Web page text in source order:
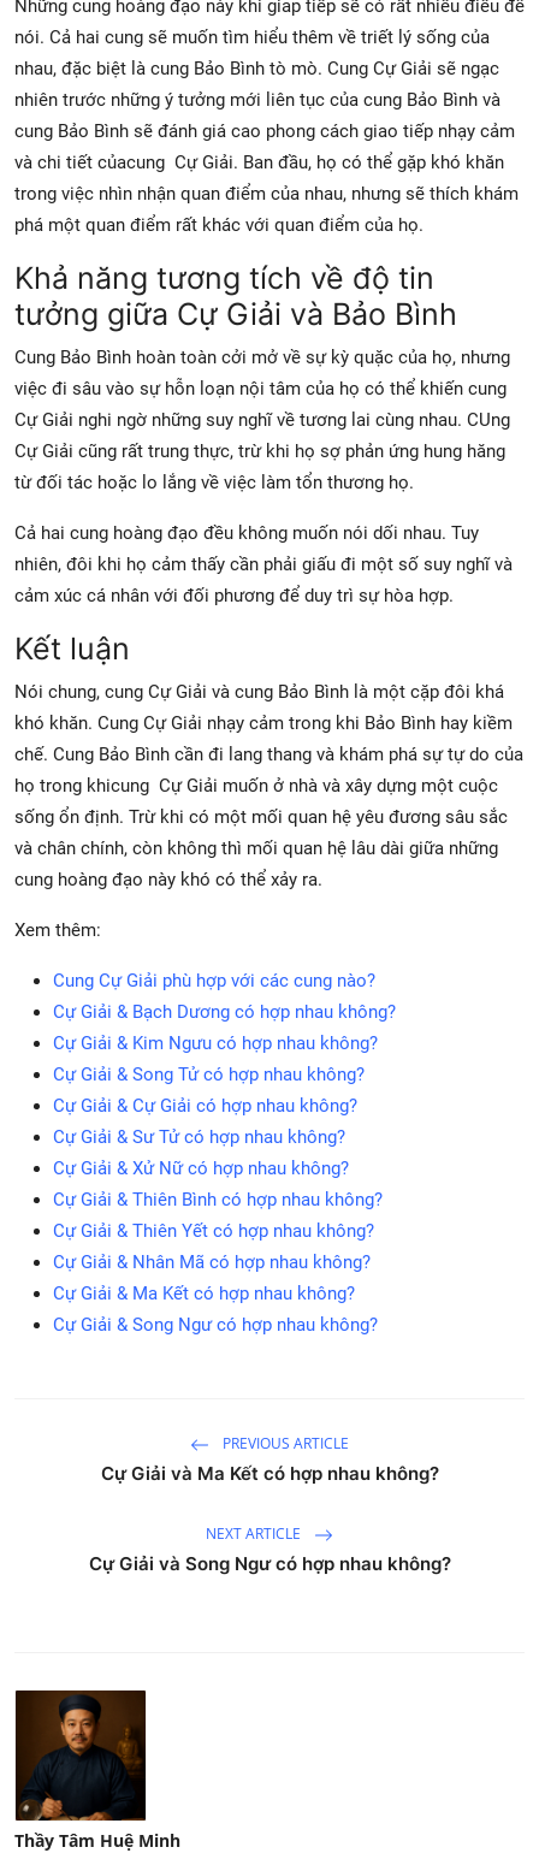
Những cung hoàng đạo này khi giap tiếp sẽ có rất nhiều điều để
nói. Cả hai cung sẽ muốn tìm hiểu thêm về triết lý sống của
nhau, đặc biệt là cung Bảo Bình tò mò. Cung Cự Giải sẽ ngạc
nhiên trước những ý tưởng mới liên tục của cung Bảo Bình và
cung Bảo Bình sẽ đánh giá cao phong cách giao tiếp nhạy cảm
và chi tiết củacung Cự Giải. Ban đầu, họ có thể gặp khó khăn
trong việc nhìn nhận quan điểm của nhau, nhưng sẽ thích khám
phá một quan điểm rất khác với quan điểm của họ.
Khả năng tương tích về độ tin
tưởng giữa Cự Giải và Bảo Bình
Cung Bảo Bình hoàn toàn cởi mở về sự kỳ quặc của họ, nhưng
việc đi sâu vào sự hỗn loạn nội tâm của họ có thể khiến cung
Cự Giải nghi ngờ những suy nghĩ về tương lai cùng nhau. CUng
Cự Giải cũng rất trung thực, trừ khi họ sợ phản ứng hung hăng
từ đối tác hoặc lo lắng về việc làm tổn thương họ.
Cả hai cung hoàng đạo đều không muốn nói dối nhau. Tuy
nhiên, đôi khi họ cảm thấy cần phải giấu đi một số suy nghĩ và
cảm xúc cá nhân với đối phương để duy trì sự hòa hợp.
Kết luận
Nói chung, cung Cự Giải và cung Bảo Bình là một cặp đôi khá
khó khăn. Cung Cự Giải nhạy cảm trong khi Bảo Bình hay kiềm
chế. Cung Bảo Bình cần đi lang thang và khám phá sự tự do của
họ trong khicung Cự Giải muốn ở nhà và xây dựng một cuộc
sống ổn định. Trừ khi có một mối quan hệ yêu đương sâu sắc
và chân chính, còn không thì mối quan hệ lâu dài giữa những
cung hoàng đạo này khó có thể xảy ra.
Xem thêm:
Cung Cự Giải phù hợp với các cung nào?
Cự Giải & Bạch Dương có hợp nhau không?
Cự Giải & Kim Ngưu có hợp nhau không?
Cự Giải & Song Tử có hợp nhau không?
Cự Giải & Cự Giải có hợp nhau không?
Cự Giải & Sư Tử có hợp nhau không?
Cự Giải & Xử Nữ có hợp nhau không?
Cự Giải & Thiên Bình có hợp nhau không?
Cự Giải & Thiên Yết có hợp nhau không?
Cự Giải & Nhân Mã có hợp nhau không?
Cự Giải & Ma Kết có hợp nhau không?
Cự Giải & Song Ngư có hợp nhau không?
PREVIOUS ARTICLE
Cự Giải và Ma Kết có hợp nhau không?
NEXT ARTICLE
Cự Giải và Song Ngư có hợp nhau không?
Thầy Tâm Huệ Minh